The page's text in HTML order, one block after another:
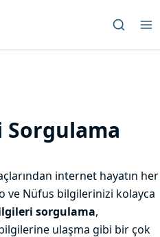
internet hayatın her
ve Nüfus bilgilerinizi kolayca
sorgulama,
ulaşma gibi bir çok